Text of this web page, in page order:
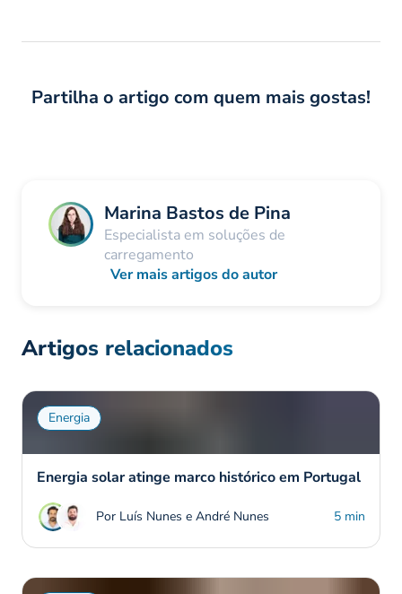
Partilha o artigo com quem mais gostas!
Marina Bastos de Pina
Especialista em soluções de
carregamento
Ver mais artigos do autor
Artigos relacionados
Energia
Energia solar atinge marco histórico em Portugal
Por Luís Nunes e André Nunes 5 min